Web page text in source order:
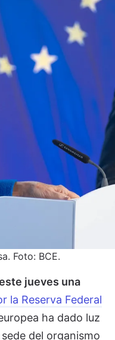
Foto: BCE.
jueves una
la Reserva Federal
ha dado luz
del organismo